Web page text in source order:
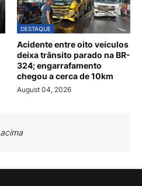
DESTAQUE
Acidente entre oito veículos
deixa trânsito parado na BR-
324; engarrafamento
chegou a cerca de 10km
August 04, 2026
acima